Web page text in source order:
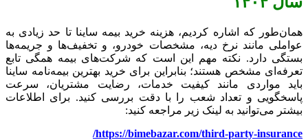
همان‌طور که اشاره کردیم، هزینه خرید بیمه ساینا تا حد زیادی به
عواملی مانند نرخ دیه، مشخصات خودرو، و تخفیف‌ها و جریمه‌ها
بستگی دارد. نکته مهم این است که شرکت‌های بیمه همگی تابع
تعرفه‌ای مشخص هستند؛ بنابراین برای خرید بهترین بیمه‌نامه ساینا
باید مواردی مانند کیفیت خدمات، رضایت مشتریان، سرعت
پاسخگویی و تعداد شعب را با دقت بررسی کنید. برای اطلاعات
بیشتر می‌توانید به لینک زیر مراجعه کنید:
https://bimebazar.com/third-party-insurance/